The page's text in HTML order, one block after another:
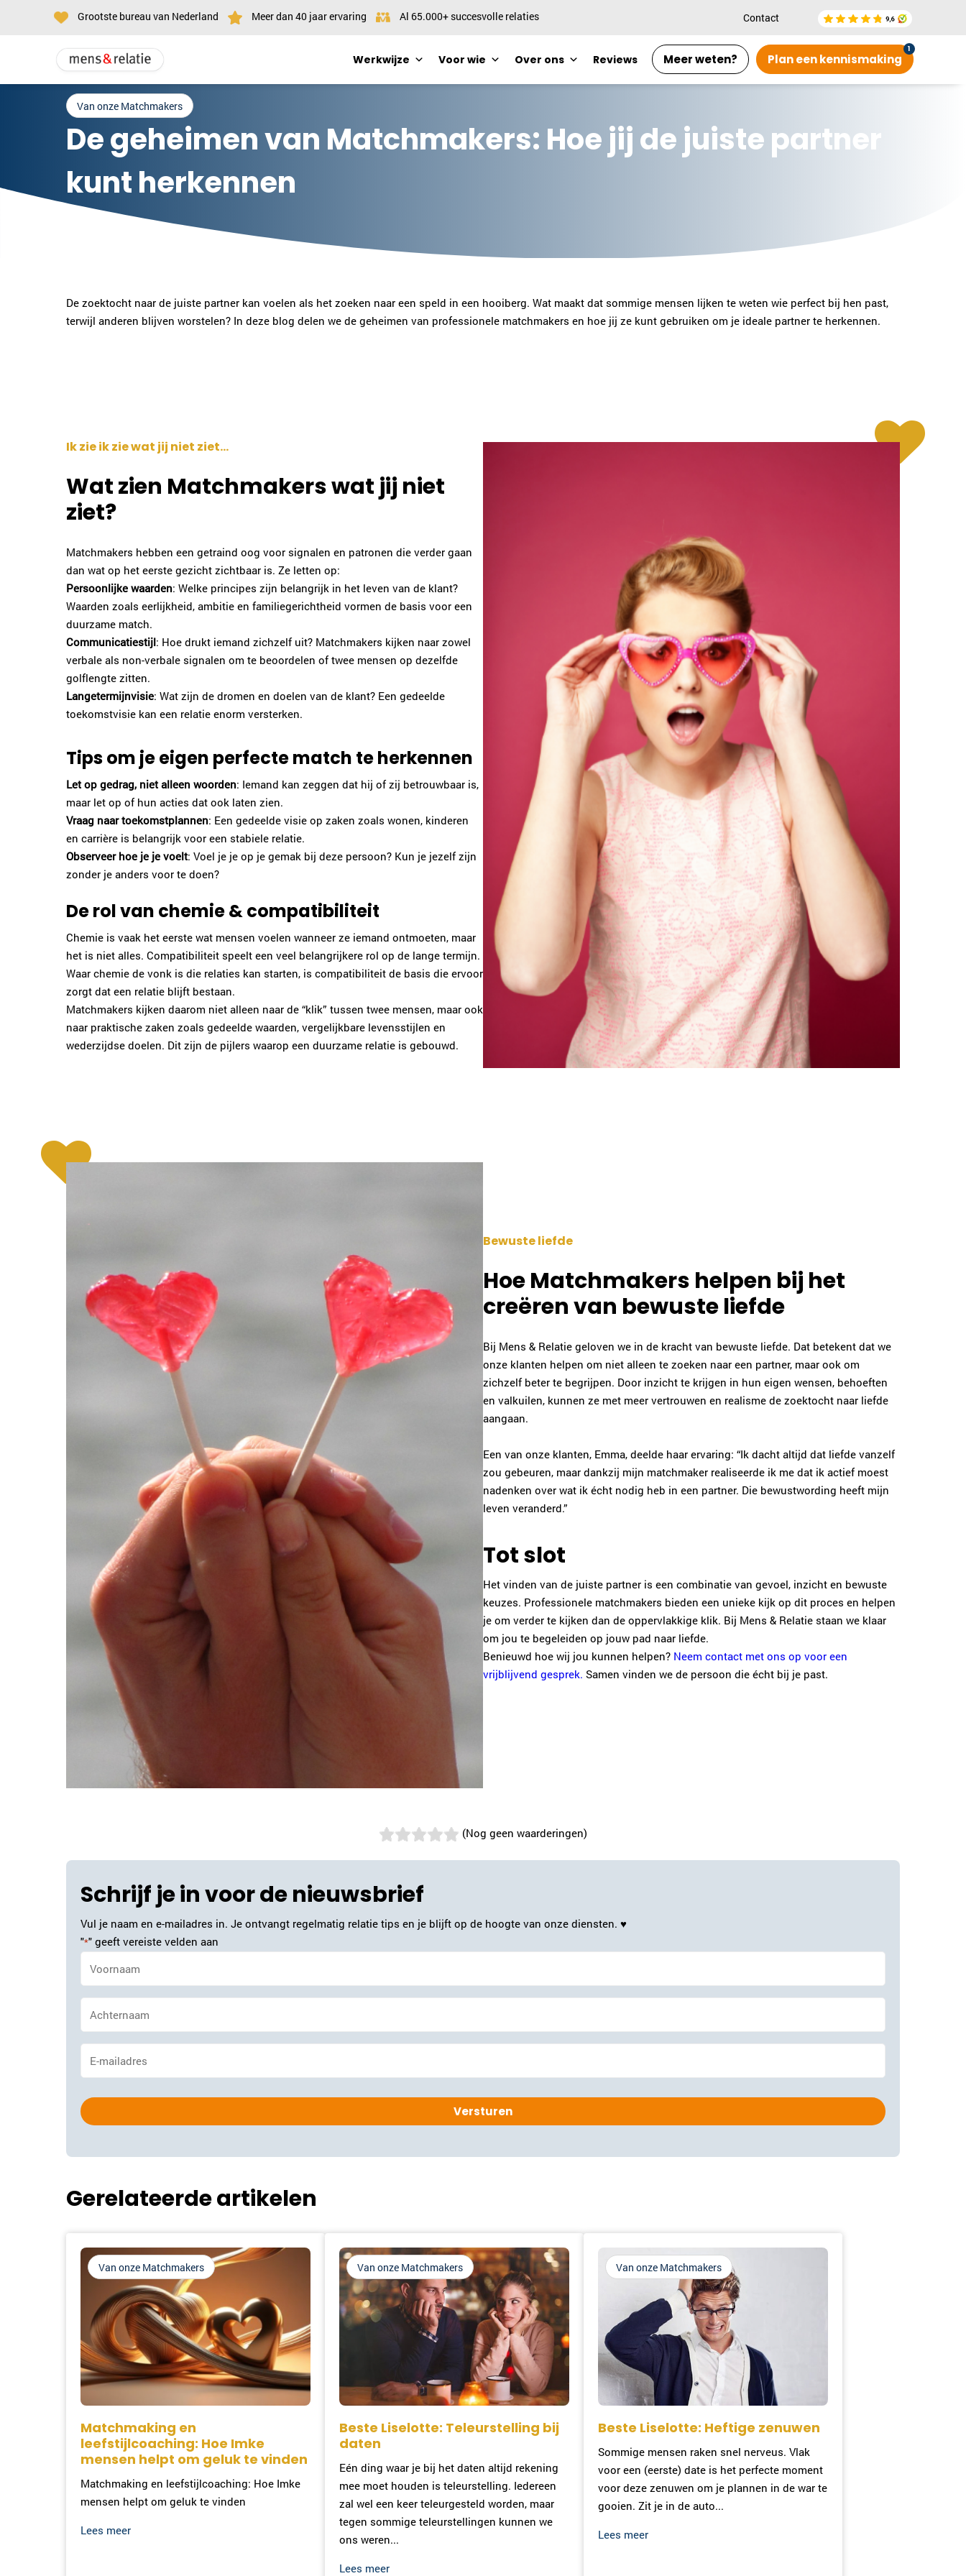
Grootste bureau van Nederland Meer dan 40 jaar ervaring Al 65.000+ succesvolle relaties Contact
Werkwijze Voor wie Over ons Reviews Meer weten? Plan een kennismaking
Van onze Matchmakers
De geheimen van Matchmakers: Hoe jij de juiste partner
kunt herkennen
De zoektocht naar de juiste partner kan voelen als het zoeken naar een speld in een hooiberg. Wat maakt dat sommige mensen lijken te weten wie perfect bij hen past,
terwijl anderen blijven worstelen? In deze blog delen we de geheimen van professionele matchmakers en hoe jij ze kunt gebruiken om je ideale partner te herkennen.
Ik zie ik zie wat jij niet ziet...
Wat zien Matchmakers wat jij niet
ziet?
Matchmakers hebben een getraind oog voor signalen en patronen die verder gaan
dan wat op het eerste gezicht zichtbaar is. Ze letten op:
Persoonlijke waarden: Welke principes zijn belangrijk in het leven van de klant?
Waarden zoals eerlijkheid, ambitie en familiegerichtheid vormen de basis voor een
duurzame match.
Communicatiestijl: Hoe drukt iemand zichzelf uit? Matchmakers kijken naar zowel
verbale als non-verbale signalen om te beoordelen of twee mensen op dezelfde
golflengte zitten.
Langetermijnvisie: Wat zijn de dromen en doelen van de klant? Een gedeelde
toekomstvisie kan een relatie enorm versterken.
Tips om je eigen perfecte match te herkennen
Let op gedrag, niet alleen woorden: Iemand kan zeggen dat hij of zij betrouwbaar is,
maar let op of hun acties dat ook laten zien.
Vraag naar toekomstplannen: Een gedeelde visie op zaken zoals wonen, kinderen
en carrière is belangrijk voor een stabiele relatie.
Observeer hoe je je voelt: Voel je je op je gemak bij deze persoon? Kun je jezelf zijn
zonder je anders voor te doen?
De rol van chemie & compatibiliteit
Chemie is vaak het eerste wat mensen voelen wanneer ze iemand ontmoeten, maar
het is niet alles. Compatibiliteit speelt een veel belangrijkere rol op de lange termijn.
Waar chemie de vonk is die relaties kan starten, is compatibiliteit de basis die ervoor
zorgt dat een relatie blijft bestaan.
Matchmakers kijken daarom niet alleen naar de “klik” tussen twee mensen, maar ook
naar praktische zaken zoals gedeelde waarden, vergelijkbare levensstijlen en
wederzijdse doelen. Dit zijn de pijlers waarop een duurzame relatie is gebouwd.
Bewuste liefde
Hoe Matchmakers helpen bij het
creëren van bewuste liefde
Bij Mens & Relatie geloven we in de kracht van bewuste liefde. Dat betekent dat we
onze klanten helpen om niet alleen te zoeken naar een partner, maar ook om
zichzelf beter te begrijpen. Door inzicht te krijgen in hun eigen wensen, behoeften
en valkuilen, kunnen ze met meer vertrouwen en realisme de zoektocht naar liefde
aangaan.
Een van onze klanten, Emma, deelde haar ervaring: “Ik dacht altijd dat liefde vanzelf
zou gebeuren, maar dankzij mijn matchmaker realiseerde ik me dat ik actief moest
nadenken over wat ik écht nodig heb in een partner. Die bewustwording heeft mijn
leven veranderd.”
Tot slot
Het vinden van de juiste partner is een combinatie van gevoel, inzicht en bewuste
keuzes. Professionele matchmakers bieden een unieke kijk op dit proces en helpen
je om verder te kijken dan de oppervlakkige klik. Bij Mens & Relatie staan we klaar
om jou te begeleiden op jouw pad naar liefde.
Benieuwd hoe wij jou kunnen helpen? Neem contact met ons op voor een
vrijblijvend gesprek. Samen vinden we de persoon die écht bij je past.
(Nog geen waarderingen)
Schrijf je in voor de nieuwsbrief
Vul je naam en e-mailadres in. Je ontvangt regelmatig relatie tips en je blijft op de hoogte van onze diensten. ♥
"*" geeft vereiste velden aan
mailadres
Gerelateerde artikelen
Van onze Matchmakers
Matchmaking en
leefstijlcoaching: Hoe Imke
mensen helpt om geluk te vinden
Matchmaking en leefstijlcoaching: Hoe Imke
mensen helpt om geluk te vinden
Lees meer
Van onze Matchmakers
Beste Liselotte: Teleurstelling bij
daten
Eén ding waar je bij het daten altijd rekening
mee moet houden is teleurstelling. Iedereen
zal wel een keer teleurgesteld worden, maar
tegen sommige teleurstellingen kunnen we
ons weren...
Lees meer
Van onze Matchmakers
Beste Liselotte: Heftige zenuwen
Sommige mensen raken snel nerveus. Vlak
voor een (eerste) date is het perfecte moment
voor deze zenuwen om je plannen in de war te
gooien. Zit je in de auto...
Lees meer